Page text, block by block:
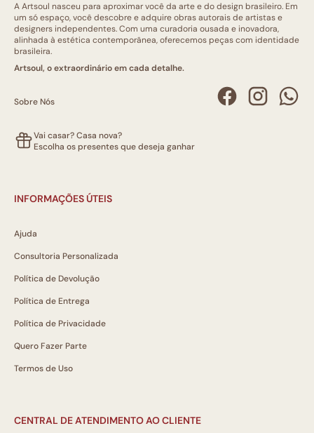
A Artsoul nasceu para aproximar você da arte e do design brasileiro. Em
um só espaço, você descobre e adquire obras autorais de artistas e
designers independentes. Com uma curadoria ousada e inovadora,
alinhada à estética contemporânea, oferecemos peças com identidade
brasileira.
Artsoul, o extraordinário em cada detalhe.
Sobre Nós
Vai casar? Casa nova?
Escolha os presentes que deseja ganhar
INFORMAÇÕES ÚTEIS
Ajuda
Consultoria Personalizada
Política de Devolução
Política de Entrega
Política de Privacidade
Quero Fazer Parte
Termos de Uso
CENTRAL DE ATENDIMENTO AO CLIENTE